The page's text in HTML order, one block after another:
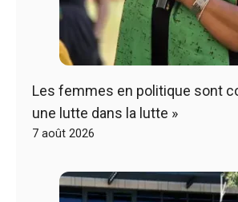
Les femmes en politique sont
une lutte dans la lutte »
7 août 2026